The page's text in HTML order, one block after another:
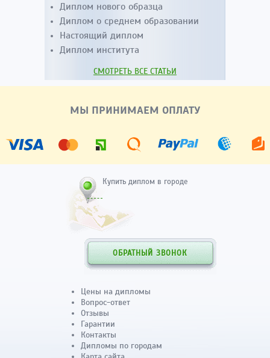
Диплом нового образца
Диплом о среднем образовании
Настоящий диплом
Диплом института
СМОТРЕТЬ ВСЕ СТАТЬИ
МЫ ПРИНИМАЕМ ОПЛАТУ
Купить диплом в городе
ОБРАТНЫЙ ЗВОНОК
Цены на дипломы
Вопрос-ответ
Отзывы
Гарантии
Контакты
Дипломы по городам